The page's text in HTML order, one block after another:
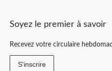
Soyez le premier à savoir
Recevez votre circulaire
S'inscrire